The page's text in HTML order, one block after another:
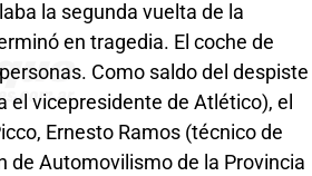
la segunda vuelta de la
en tragedia. El coche de
Como saldo del despiste
vicepresidente de Atlético), el
Ernesto Ramos (técnico de
de Automovilismo de la Provincia